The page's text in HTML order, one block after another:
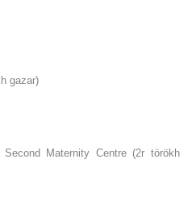
gazar)
Maternity Centre (2r törökh